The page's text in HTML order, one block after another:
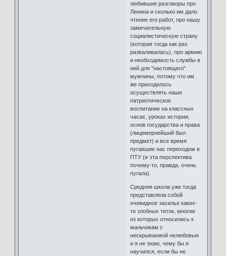
любившие разговоры про
Ленина и сколько им дало
чтение его работ, про нашу
замечательную
социалистическую страну
(которая тогда как раз
разваливалась), про армию
и необходимость службы в
ней для "настоящего"
мужчины, потому что им
же приходилось
осуществлять наше
патриотическое
воспитание на классных
часах, уроках истории,
основ государства и права
(лицемернейший был
предмет) и все время
пугавшие нас переходом в
ПТУ (и эта перспектива
почему-то, правда, очень
пугала).
Средняя школа уже тогда
представляла собой
очевидное засилье каких-
то злобных теток, многие
из которых относились к
мальчикам с
нескрываемой нелюбовью
и я не знаю, чему бы я
научился, если бы не